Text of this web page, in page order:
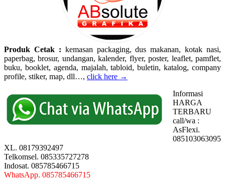
Produk Cetak : kemasan packaging, dus makanan, kotak nasi,
paperbag, brosur, undangan, kalender, flyer, poster, leaflet, pamflet,
buku, booklet, agenda, majalah, tabloid, buletin, katalog, company
profile, stiker, map, dll…, click here →
Informasi
HARGA
TERBARU
call/wa :
AsFlexi.
085103063095
XL. 08179392497
Telkomsel. 085335727278
Indosat. 085785466715
WhatsApp. 085785466715